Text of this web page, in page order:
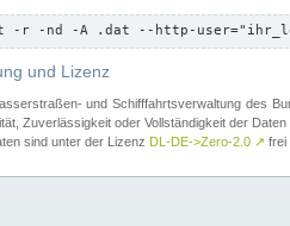
-r -nd -A .dat --http-
und Lizenz
und Schifffahrtsverwaltung des
Zuverlässigkeit oder Vollständigkeit der Daten
sind unter der Lizenz DL-DE->Zero-2.0 ↗ frei